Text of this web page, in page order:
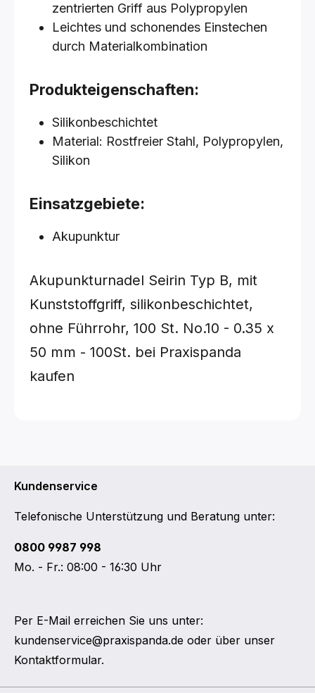
zentrierten Griff aus Polypropylen
Leichtes und schonendes Einstechen
durch Materialkombination
Produkteigenschaften:
Silikonbeschichtet
Material: Rostfreier Stahl, Polypropylen,
Silikon
Einsatzgebiete:
Akupunktur
Akupunkturnadel Seirin Typ B, mit
Kunststoffgriff, silikonbeschichtet,
ohne Führrohr, 100 St. No.10 - 0.35 x
50 mm - 100St. bei Praxispanda
kaufen
Kundenservice
Telefonische Unterstützung und Beratung unter:
0800 9987 998
Mo. - Fr.: 08:00 - 16:30 Uhr
Per E-Mail erreichen Sie uns unter:
kundenservice@praxispanda.de oder über unser
Kontaktformular.